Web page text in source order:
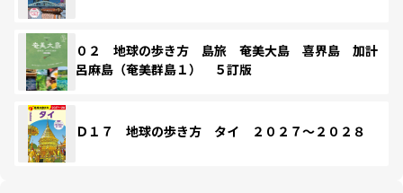
０２ 地球の歩き方 島旅 奄美大島 喜界島 加計
呂麻島（奄美群島１） ５訂版
Ｄ１７ 地球の歩き方 タイ ２０２７～２０２８